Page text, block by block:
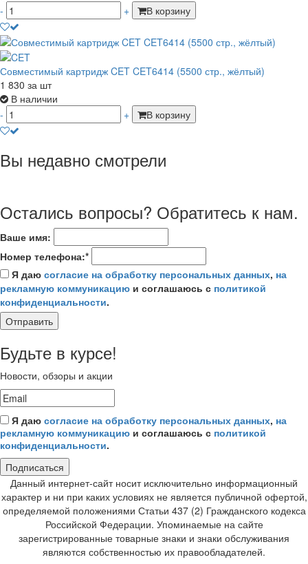
-
+ В корзину
Совместимый картридж CET CET6414 (5500 стр., жёлтый)
1 830 за шт
В наличии
-
+ В корзину
Вы недавно смотрели
Остались вопросы? Обратитесь к нам.
Ваше имя:
Номер телефона:*
Я даю согласие на обработку персональных данных, на
рекламную коммуникацию и соглашаюсь с политикой
конфиденциальности.
Отправить
Будьте в курсе!
Новости, обзоры и акции
Я даю согласие на обработку персональных данных, на
рекламную коммуникацию и соглашаюсь с политикой
конфиденциальности.
Подписаться
Данный интернет-сайт носит исключительно информационный
характер и ни при каких условиях не является публичной офертой,
определяемой положениями Статьи 437 (2) Гражданского кодекса
Российской Федерации. Упоминаемые на сайте
зарегистрированные товарные знаки и знаки обслуживания
являются собственностью их правообладателей.